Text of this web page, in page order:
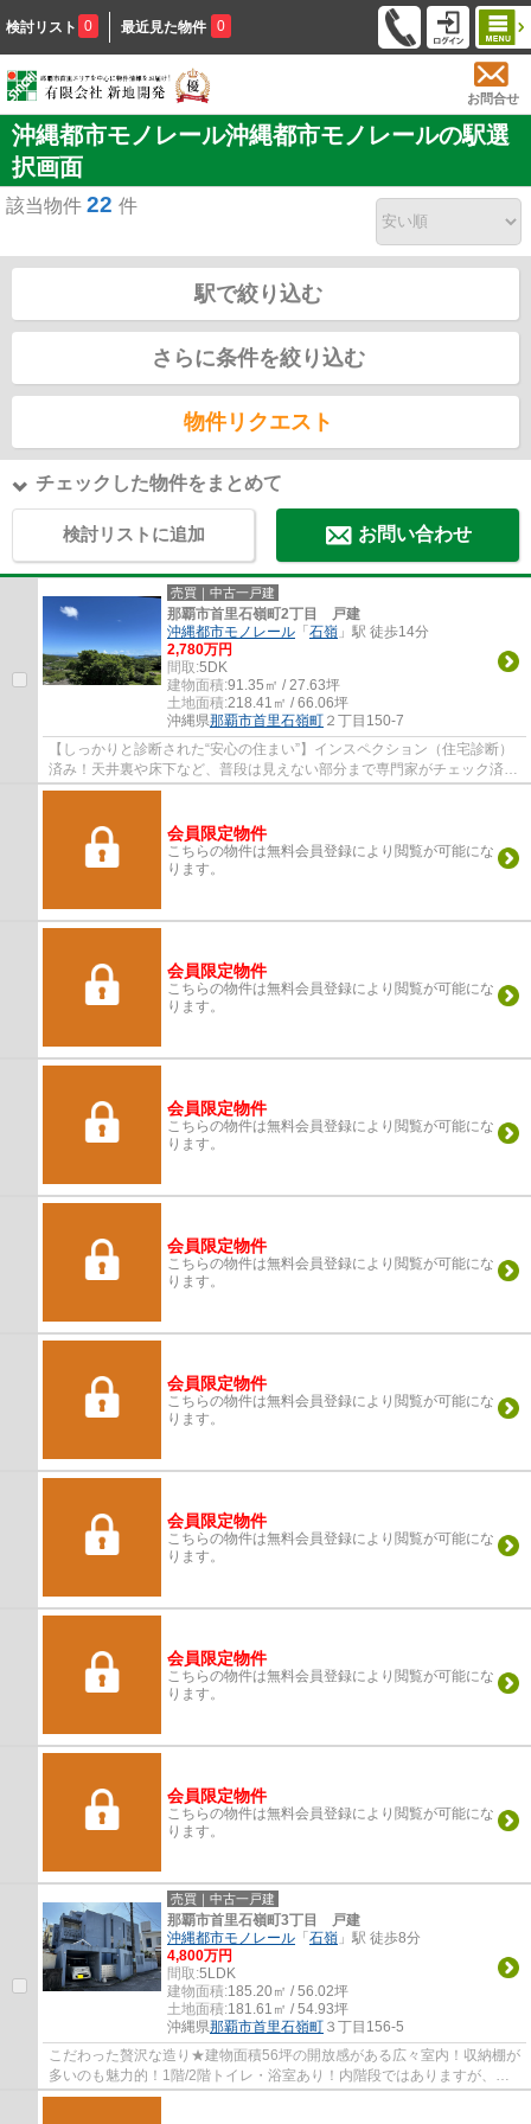
検討リスト 0 最近見た物件 0
お問合せ
沖縄都市モノレール沖縄都市モノレールの駅選
択画面
該当物件 22 件
駅で絞り込む
さらに条件を絞り込む
物件リクエスト
チェックした物件をまとめて
検討リストに追加 お問い合わせ
売買｜中古一戸建
那覇市首里石嶺町2丁目 戸建
沖縄都市モノレール 「 石嶺 」駅 徒歩14分
2,780万円
間取:5DK
建物面積:91.35㎡ / 27.63坪
土地面積:218.41㎡ / 66.06坪
沖縄県那覇市首里石嶺町 ２丁目150-7
【しっかりと診断された“安心の住まい”】インスペクション（住宅診断）
済み！天井裏や床下など、普段は見えない部分まで専門家がチェック済み
★将来的なリフォーム計画にも安心して臨め...
会員限定物件
こちらの物件は無料会員登録により閲覧が可能にな
ります。
会員限定物件
こちらの物件は無料会員登録により閲覧が可能にな
ります。
会員限定物件
こちらの物件は無料会員登録により閲覧が可能にな
ります。
会員限定物件
こちらの物件は無料会員登録により閲覧が可能にな
ります。
会員限定物件
こちらの物件は無料会員登録により閲覧が可能にな
ります。
会員限定物件
こちらの物件は無料会員登録により閲覧が可能にな
ります。
会員限定物件
こちらの物件は無料会員登録により閲覧が可能にな
ります。
会員限定物件
こちらの物件は無料会員登録により閲覧が可能にな
ります。
売買｜中古一戸建
那覇市首里石嶺町3丁目 戸建
沖縄都市モノレール 「 石嶺 」駅 徒歩8分
4,800万円
間取:5LDK
建物面積:185.20㎡ / 56.02坪
土地面積:181.61㎡ / 54.93坪
沖縄県那覇市首里石嶺町 ３丁目156-5
こだわった贅沢な造り★建物面積56坪の開放感がある広々室内！収納棚が
多いのも魅力的！1階/2階トイレ・浴室あり！内階段ではありますが、二
世帯住宅としても利用できます(*'▽')空家な...